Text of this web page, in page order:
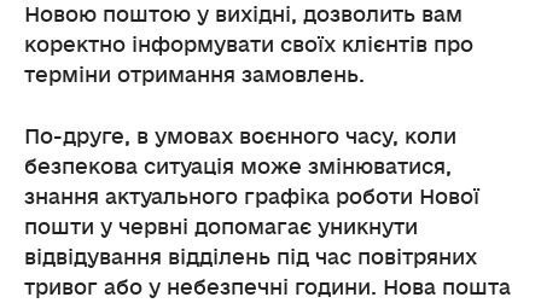
Новою поштою у вихідні, дозволить вам
коректно інформувати своїх клієнтів про
терміни отримання замовлень.
По-друге, в умовах воєнного часу, коли
безпекова ситуація може змінюватися,
знання актуального графіка роботи Нової
пошти у червні допомагає уникнути
відвідування відділень під час повітряних
тривог або у небезпечні години. Нова пошта